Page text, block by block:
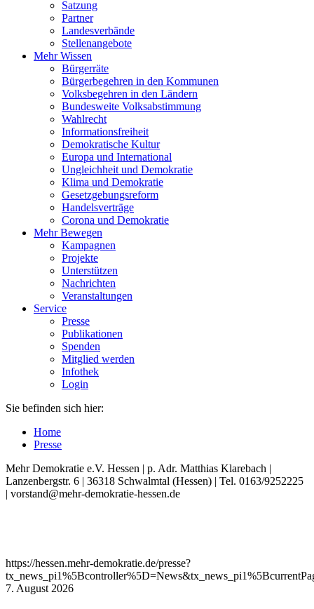
Satzung
Partner
Landesverbände
Stellenangebote
Mehr Wissen
Bürgerräte
Bürgerbegehren in den Kommunen
Volksbegehren in den Ländern
Bundesweite Volksabstimmung
Wahlrecht
Informationsfreiheit
Demokratische Kultur
Europa und International
Ungleichheit und Demokratie
Klima und Demokratie
Gesetzgebungsreform
Handelsverträge
Corona und Demokratie
Mehr Bewegen
Kampagnen
Projekte
Unterstützen
Nachrichten
Veranstaltungen
Service
Presse
Publikationen
Spenden
Mitglied werden
Infothek
Login
Sie befinden sich hier:
Home
Presse
Mehr Demokratie e.V. Hessen | p. Adr. Matthias Klarebach |
Lanzenbergstr. 6 | 36318 Schwalmtal (Hessen) | Tel. 0163/9252225
| vorstand@mehr-demokratie-hessen.de
https://hessen.mehr-demokratie.de/presse?
7. August 2026